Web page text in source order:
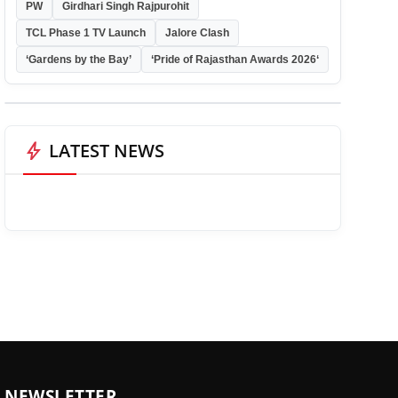
PW Girdhari Singh Rajpurohit
TCL Phase 1 TV Launch Jalore Clash
‘Gardens by the Bay’ ‘Pride of Rajasthan Awards 2026‘
bolt LATEST NEWS